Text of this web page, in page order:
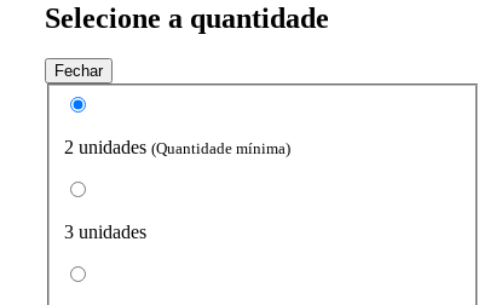
Selecione a quantidade
Fechar
2 unidades (Quantidade mínima)
3 unidades